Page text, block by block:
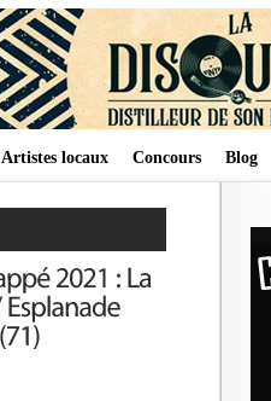
Artistes locaux Concours Blog